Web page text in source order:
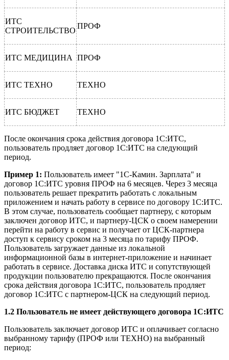
ИТС
СТРОИТЕЛЬСТВО
ПРОФ
ИТС МЕДИЦИНА ПРОФ
ИТС ТЕХНО ТЕХНО
ИТС БЮДЖЕТ ТЕХНО
После окончания срока действия договора 1С:ИТС,
пользователь продляет договор 1С:ИТС на следующий
период.
Пример 1: Пользователь имеет "1С-Камин. Зарплата" и
договор 1С:ИТС уровня ПРОФ на 6 месяцев. Через 3 месяца
пользователь решает прекратить работать с локальным
приложением и начать работу в сервисе по договору 1С:ИТС.
В этом случае, пользователь сообщает партнеру, с которым
заключен договор ИТС, и партнеру-ЦСК о своем намерении
перейти на работу в сервис и получает от ЦСК-партнера
доступ к сервису сроком на 3 месяца по тарифу ПРОФ.
Пользователь загружает данные из локальной
информационной базы в интернет-приложение и начинает
работать в сервисе. Доставка диска ИТС и сопутствующей
продукции пользователю прекращаются. После окончания
срока действия договора 1С:ИТС, пользователь продляет
договор 1С:ИТС с партнером-ЦСК на следующий период.
1.2 Пользователь не имеет действующего договора 1С:ИТС
Пользователь заключает договор ИТС и оплачивает согласно
выбранному тарифу (ПРОФ или ТЕХНО) на выбранный
период: